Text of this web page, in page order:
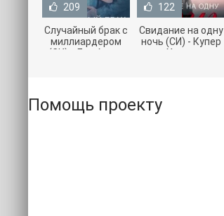
209
Случайный брак с
миллиардером
(СИ) - Лав Агата
122
Свидание на одну
ночь (СИ) - Купер
Хелен
Помощь проекту